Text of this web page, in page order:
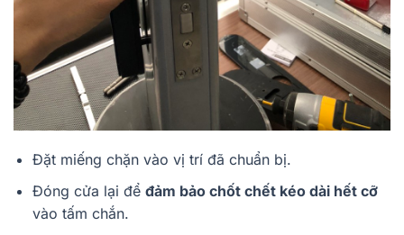
Đặt miếng chặn vào vị trí đã chuẩn bị.
Đóng cửa lại để đảm bảo chốt chết kéo dài hết cỡ
vào tấm chắn.